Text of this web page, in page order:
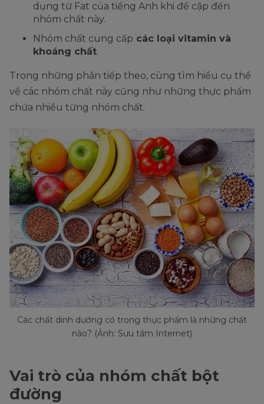
dụng từ Fat của tiếng Anh khi đề cập đến
nhóm chất này.
Nhóm chất cung cấp các loại vitamin và
khoáng chất.
Trong những phần tiếp theo, cùng tìm hiểu cụ thể
về các nhóm chất này cũng như những thực phẩm
chứa nhiều từng nhóm chất.
Các chất dinh dưỡng có trong thực phẩm là những chất
nào? (Ảnh: Sưu tầm Internet)
Vai trò của nhóm chất bột
đường